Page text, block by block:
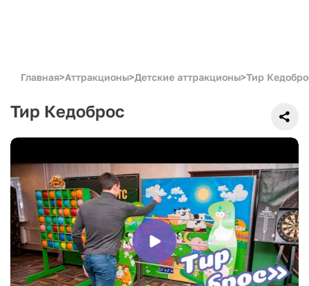
Главная>Аттракционы>Детские аттракционы>Тир
Тир Кедоброс